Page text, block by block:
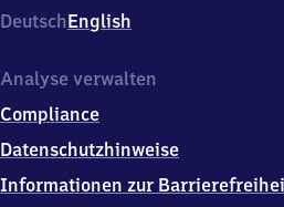
Bahnhofstr.
3,
2
6
4
DeutschEnglish
Analyse verwalten
Compliance
Datenschutzhinweise
Informationen zur